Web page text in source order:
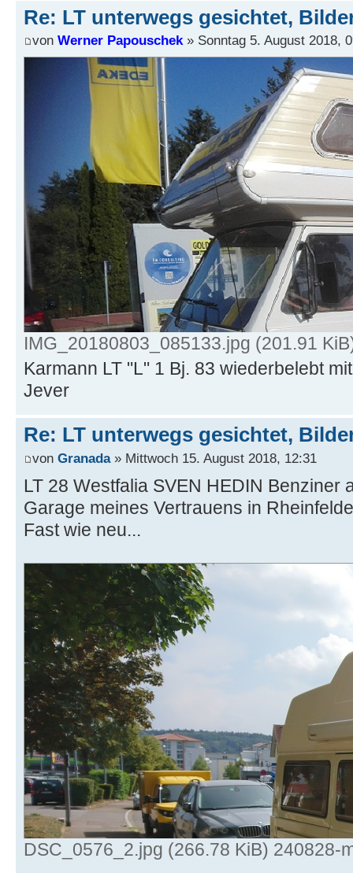
Re: LT unterwegs gesichtet,
von Werner Papouschek» Sonntag 5. August 2018,
IMG_20180803_085133.jpg (201.91
Karmann LT "L" 1 Bj. 83 wiederbelebt
Jever
Re: LT unterwegs gesichtet,
von Granada» Mittwoch 15. August 2018, 12:31
LT 28 Westfalia SVEN HEDIN Benziner
Garage meines Vertrauens in
Fast wie neu...
DSC_0576_2.jpg (266.78 KiB) 240828-